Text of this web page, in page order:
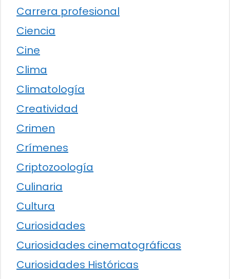
Carrera profesional
Ciencia
Cine
Clima
Climatología
Creatividad
Crimen
Crímenes
Criptozoología
Culinaria
Cultura
Curiosidades
Curiosidades cinematográficas
Curiosidades Históricas